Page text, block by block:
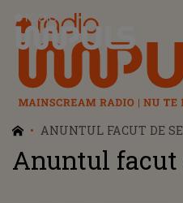
Radio Impuls
ANUNTUL FACUT DE
Anuntul facut